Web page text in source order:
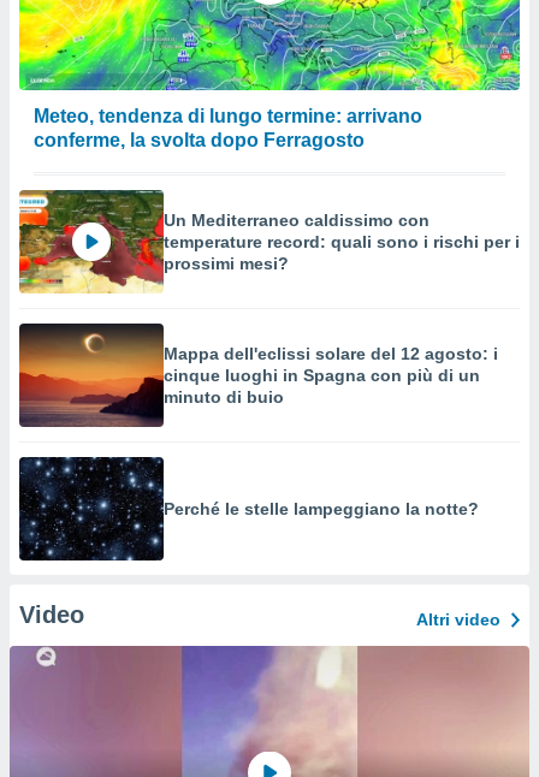
Meteo, tendenza di lungo termine: arrivano
conferme, la svolta dopo Ferragosto
Un Mediterraneo caldissimo con
temperature record: quali sono i rischi per i
prossimi mesi?
Mappa dell'eclissi solare del 12 agosto: i
cinque luoghi in Spagna con più di un
minuto di buio
Perché le stelle lampeggiano la notte?
Video Altri video